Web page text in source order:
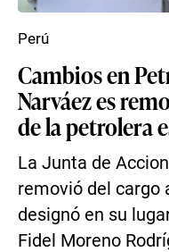
Cambios en
Narváez es
de la petrolera
La Junta de
removió del cargo
designó en su
Fidel Moreno
Perú